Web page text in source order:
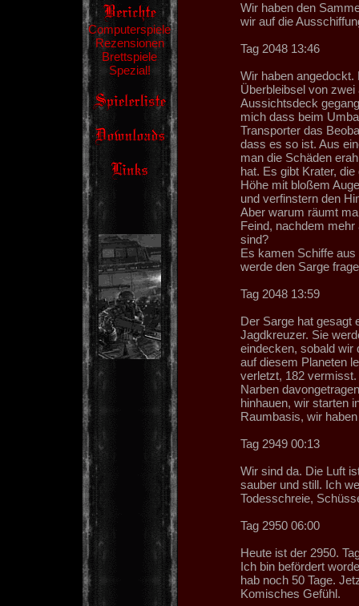
Computerspiele
Rezensionen
Brettspiele
Spezial!
Wir haben den
wir auf die
Tag 2048 13:46
Wir haben angedockt.
Überbleibsel von
Aussichtsdeck
mich dass beim
Transporter das
dass es so ist. Aus
man die Schäden
hat. Es gibt Krater,
Höhe mit bloßem
und verfinstern den
Aber warum räumt
Feind, nachdem mehr
sind?
Es kamen Schiffe
werde den Sarge
Tag 2048 13:59
Der Sarge hat gesagt
Jagdkreuzer. Sie
eindecken, sobald wir
auf diesem Planeten
verletzt, 182 vermisst.
Narben
hinhauen, wir starten
Raumbasis, wir
Tag 2949 00:13
Wir sind da. Die Luft
sauber und still. Ich
Todesschreie,
Tag 2950 06:00
Heute ist der 2950.
Ich bin befördert
hab noch 50 Tage.
Komisches Gefühl.